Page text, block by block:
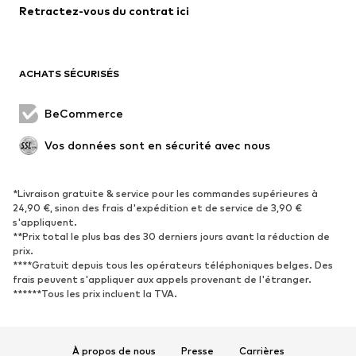
Maillots de bain
Grandes tailles
Nouveautés
Boots et bottes
Baskets
Chaussures ouvertes
Exclusif
SPORT
Vêtements de sport
Disciplines sportives
Chaussures de sport
Sacs à dos et sacs de sport
Retractez-vous du contrat ici
ACHATS SÉCURISÉS
BeCommerce
Vos données sont en sécurité avec nous
*Livraison gratuite & service pour les commandes supérieures à
24,90 €, sinon des frais d'expédition et de service de 3,90 €
s'appliquent.
**Prix total le plus bas des 30 derniers jours avant la réduction de
prix.
****Gratuit depuis tous les opérateurs téléphoniques belges. Des
frais peuvent s'appliquer aux appels provenant de l'étranger.
******Tous les prix incluent la TVA.
À propos de nous Presse Carrières